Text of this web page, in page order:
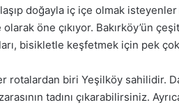
doğayla iç içe olmak
öne çıkıyor. Bakırköy’ün
bisikletle keşfetmek için pek
rotalardan biri Yeşilköy sahilidir.
tadını çıkarabilirsiniz.